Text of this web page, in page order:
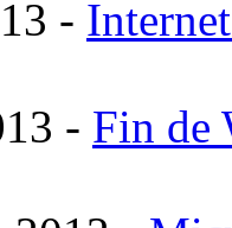
-
- Fin de